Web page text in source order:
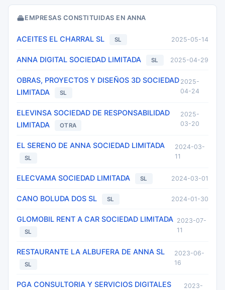
EMPRESAS CONSTITUIDAS EN ANNA
ACEITES EL CHARRAL SL SL 2025-05-14
ANNA DIGITAL SOCIEDAD LIMITADA SL 2025-04-29
OBRAS, PROYECTOS Y DISEÑOS 3D SOCIEDAD
LIMITADA
SL
2025-
04-24
ELEVINSA SOCIEDAD DE RESPONSABILIDAD
LIMITADA
OTRA
2025-
03-20
EL SERENO DE ANNA SOCIEDAD LIMITADA
SL
2024-03-
11
ELECVAMA SOCIEDAD LIMITADA SL 2024-03-01
CANO BOLUDA DOS SL SL 2024-01-30
GLOMOBIL RENT A CAR SOCIEDAD LIMITADA
SL
2023-07-
11
RESTAURANTE LA ALBUFERA DE ANNA SL
SL
2023-06-
16
PGA CONSULTORIA Y SERVICIOS DIGITALES
2023-